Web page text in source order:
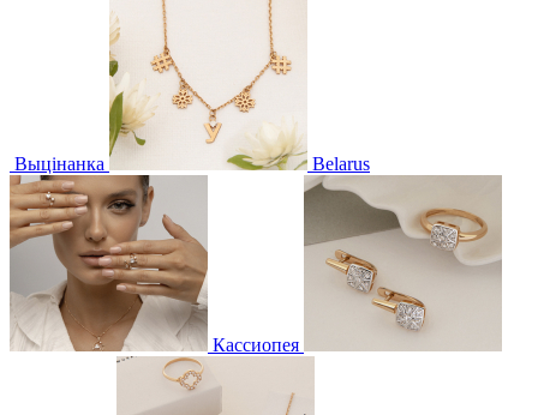
Выцінанка Belarus
Кассиопея